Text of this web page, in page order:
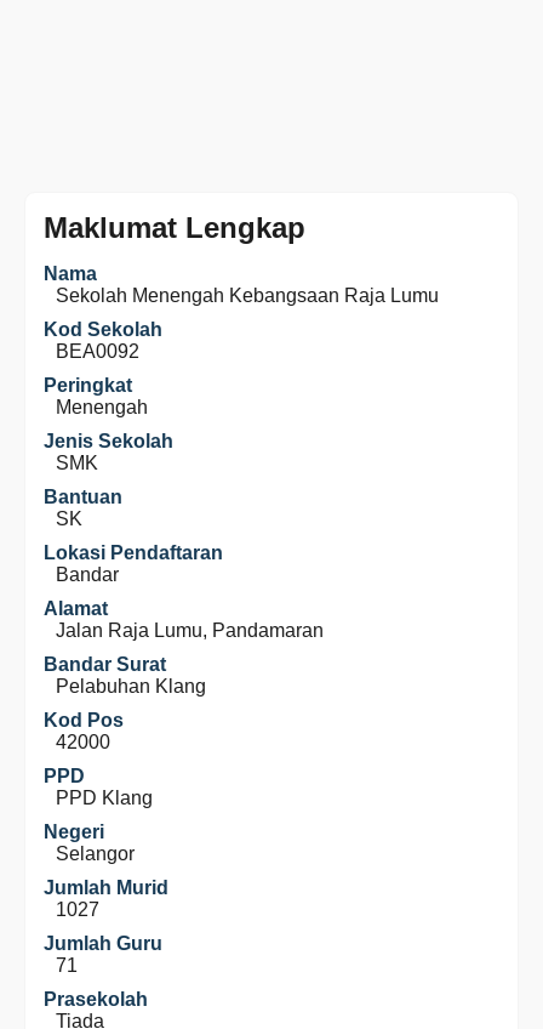
Maklumat Lengkap
Nama
Sekolah Menengah Kebangsaan Raja Lumu
Kod Sekolah
BEA0092
Peringkat
Menengah
Jenis Sekolah
SMK
Bantuan
SK
Lokasi Pendaftaran
Bandar
Alamat
Jalan Raja Lumu, Pandamaran
Bandar Surat
Pelabuhan Klang
Kod Pos
42000
PPD
PPD Klang
Negeri
Selangor
Jumlah Murid
1027
Jumlah Guru
71
Prasekolah
Tiada